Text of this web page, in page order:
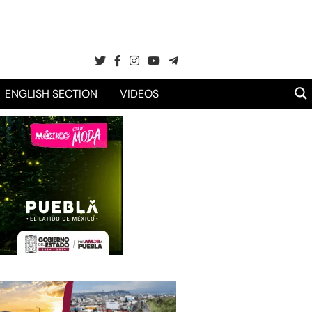
ENGLISH SECTION VIDEOS